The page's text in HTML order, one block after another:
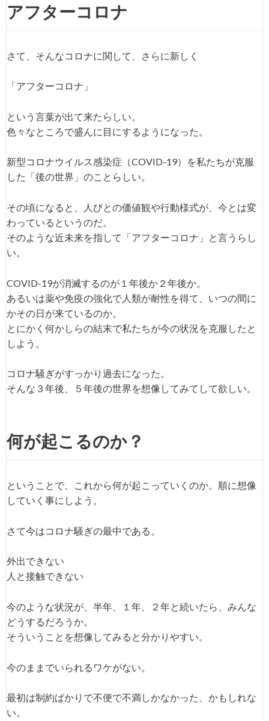
アフターコロナ
さて、そんなコロナに関して、さらに新しく
「アフターコロナ」
という言葉が出て来たらしい。
色々なところで盛んに目にするようになった。
新型コロナウイルス感染症（COVID-19）を私たちが克服
した「後の世界」のことらしい。
その頃になると、人びとの価値観や行動様式が、今とは変
わっているというのだ。
そのような近未来を指して「アフターコロナ」と言うらし
い。
COVID-19が消滅するのが１年後か２年後か。
あるいは薬や免疫の強化で人類が耐性を得て、いつの間に
かその日が来ているのか。
とにかく何かしらの結末で私たちが今の状況を克服したと
しよう。
コロナ騒ぎがすっかり過去になった。
そんな３年後、５年後の世界を想像してみてして欲しい。
何が起こるのか？
ということで、これから何が起こっていくのか。順に想像
していく事にしよう。
さて今はコロナ騒ぎの最中である。
外出できない
人と接触できない
今のような状況が、半年、１年、２年と続いたら、みんな
どうするだろうか。
そういうことを想像してみると分かりやすい。
今のままでいられるワケがない。
最初は制約ばかりで不便で不満しかなかった、かもしれな
い。